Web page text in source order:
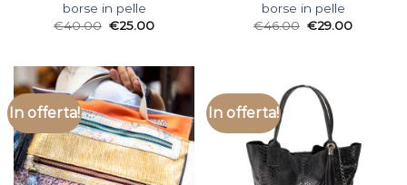
borse in pelle
€40.00 €25.00
borse in pelle
€46.00 €29.00
In offerta! In offerta!